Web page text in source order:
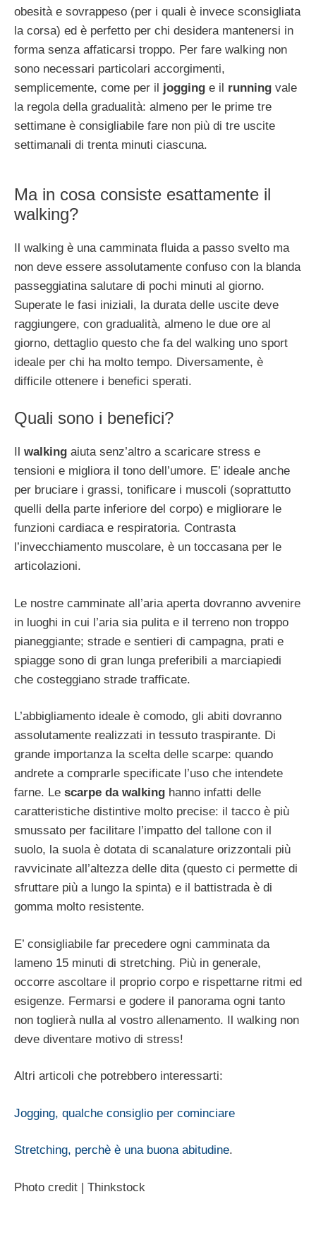
obesità e sovrappeso (per i quali è invece sconsigliata
la corsa) ed è perfetto per chi desidera mantenersi in
forma senza affaticarsi troppo. Per fare walking non
sono necessari particolari accorgimenti,
semplicemente, come per il jogging e il running vale
la regola della gradualità: almeno per le prime tre
settimane è consigliabile fare non più di tre uscite
settimanali di trenta minuti ciascuna.
Ma in cosa consiste esattamente il
walking?
Il walking è una camminata fluida a passo svelto ma
non deve essere assolutamente confuso con la blanda
passeggiatina salutare di pochi minuti al giorno.
Superate le fasi iniziali, la durata delle uscite deve
raggiungere, con gradualità, almeno le due ore al
giorno, dettaglio questo che fa del walking uno sport
ideale per chi ha molto tempo. Diversamente, è
difficile ottenere i benefici sperati.
Quali sono i benefici?
walking aiuta senz’altro a scaricare stress e
tensioni e migliora il tono dell’umore. E’ ideale anche
per bruciare i grassi, tonificare i muscoli (soprattutto
quelli della parte inferiore del corpo) e migliorare le
funzioni cardiaca e respiratoria. Contrasta
l’invecchiamento muscolare, è un toccasana per le
articolazioni.
Le nostre camminate all’aria aperta dovranno avvenire
in luoghi in cui l’aria sia pulita e il terreno non troppo
pianeggiante; strade e sentieri di campagna, prati e
spiagge sono di gran lunga preferibili a marciapiedi
che costeggiano strade trafficate.
L’abbigliamento ideale è comodo, gli abiti dovranno
assolutamente realizzati in tessuto traspirante. Di
grande importanza la scelta delle scarpe: quando
andrete a comprarle specificate l’uso che intendete
farne. Le scarpe da walking hanno infatti delle
caratteristiche distintive molto precise: il tacco è più
smussato per facilitare l’impatto del tallone con il
suolo, la suola è dotata di scanalature orizzontali più
ravvicinate all’altezza delle dita (questo ci permette di
sfruttare più a lungo la spinta) e il battistrada è di
gomma molto resistente.
E’ consigliabile far precedere ogni camminata da
lameno 15 minuti di stretching. Più in generale,
occorre ascoltare il proprio corpo e rispettarne ritmi ed
esigenze. Fermarsi e godere il panorama ogni tanto
non toglierà nulla al vostro allenamento. Il walking non
deve diventare motivo di stress!
Altri articoli che potrebbero interessarti:
Jogging, qualche consiglio per cominciare
Stretching, perchè è una buona abitudine.
Photo credit | Thinkstock